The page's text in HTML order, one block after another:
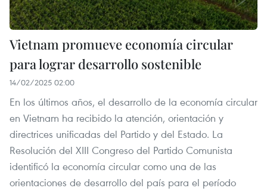
Vietnam promueve economía circular
para lograr desarrollo sostenible
14/02/2025 02:00
En los últimos años, el desarrollo de la economía circular
en Vietnam ha recibido la atención, orientación y
directrices unificadas del Partido y del Estado. La
Resolución del XIII Congreso del Partido Comunista
identificó la economía circular como una de las
orientaciones de desarrollo del país para el período